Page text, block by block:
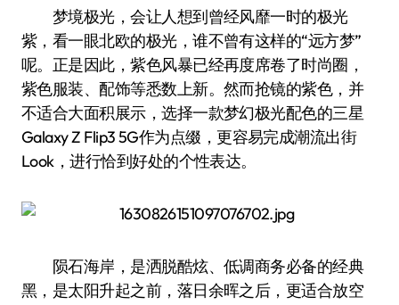
梦境极光，会让人想到曾经风靡一时的极光
紫，看一眼北欧的极光，谁不曾有这样的“远方梦”
呢。正是因此，紫色风暴已经再度席卷了时尚圈，
紫色服装、配饰等悉数上新。然而抢镜的紫色，并
不适合大面积展示，选择一款梦幻极光配色的三星
Galaxy Z Flip3 5G作为点缀，更容易完成潮流出街
Look，进行恰到好处的个性表达。
陨石海岸，是洒脱酷炫、低调商务必备的经典
黑，是太阳升起之前，落日余晖之后，更适合放空